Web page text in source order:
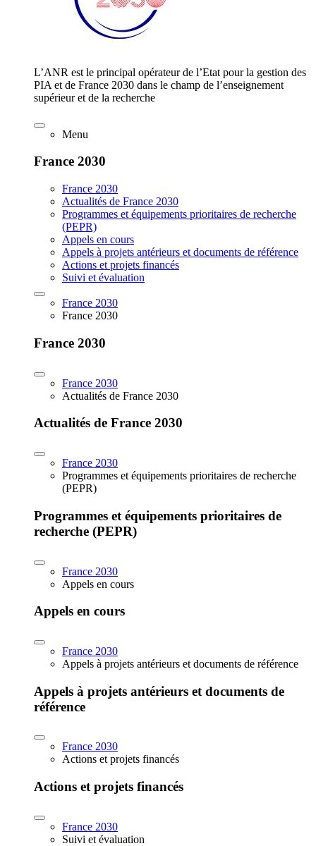
L’ANR est le principal opérateur de l’Etat pour la gestion des
PIA et de France 2030 dans le champ de l’enseignement
supérieur et de la recherche
Menu
France 2030
France 2030
Actualités de France 2030
Programmes et équipements prioritaires de recherche
(PEPR)
Appels en cours
Appels à projets antérieurs et documents de référence
Actions et projets financés
Suivi et évaluation
France 2030
France 2030
France 2030
France 2030
Actualités de France 2030
Actualités de France 2030
France 2030
Programmes et équipements prioritaires de recherche
(PEPR)
Programmes et équipements prioritaires de
recherche (PEPR)
France 2030
Appels en cours
Appels en cours
France 2030
Appels à projets antérieurs et documents de référence
Appels à projets antérieurs et documents de
référence
France 2030
Actions et projets financés
Actions et projets financés
France 2030
Suivi et évaluation